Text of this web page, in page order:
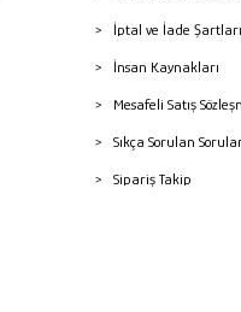
İptal ve İade Şartları
İnsan Kaynakları
Mesafeli Satış
Sıkça Sorulan
Sipariş Takip